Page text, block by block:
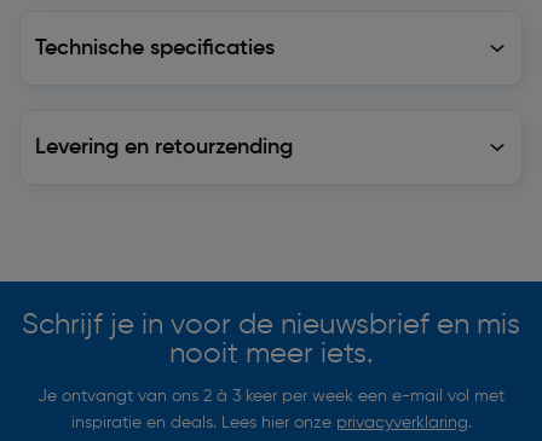
Technische specificaties
Levering en retourzending
Schrijf je in voor de nieuwsbrief en mis
nooit meer iets.
Je ontvangt van ons 2 à 3 keer per week een e-mail vol met
inspiratie en deals. Lees hier onze privacyverklaring.